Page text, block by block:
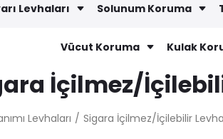
Levhaları Solunum Koruma
Vücut Koruma Kulak
İçilmez/
Levhaları Sigara İçilmez/İçilebilir